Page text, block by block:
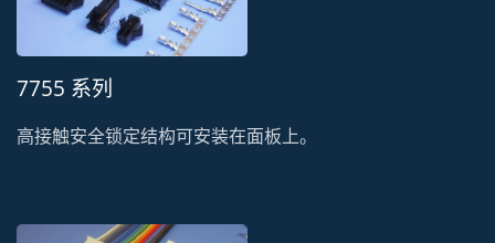
7755 系列
高接触安全锁定结构可安装在面板上。